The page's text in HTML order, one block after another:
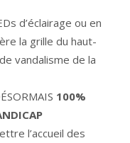
d’éclairage ou en
la grille du haut-
vandalisme de la
100%
l’accueil des